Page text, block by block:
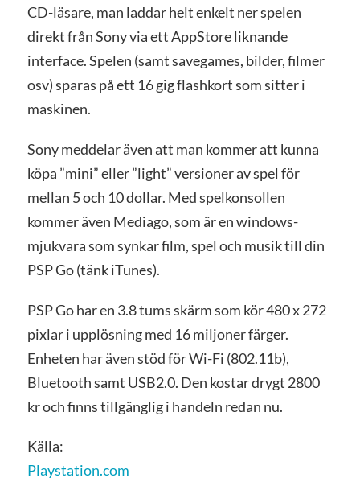
CD-läsare, man laddar helt enkelt ner spelen
direkt från Sony via ett AppStore liknande
interface. Spelen (samt savegames, bilder, filmer
osv) sparas på ett 16 gig flashkort som sitter i
maskinen.
Sony meddelar även att man kommer att kunna
köpa ”mini” eller ”light” versioner av spel för
mellan 5 och 10 dollar. Med spelkonsollen
kommer även Mediago, som är en windows-
mjukvara som synkar film, spel och musik till din
PSP Go (tänk iTunes).
PSP Go har en 3.8 tums skärm som kör 480 x 272
pixlar i upplösning med 16 miljoner färger.
Enheten har även stöd för Wi-Fi (802.11b),
Bluetooth samt USB2.0. Den kostar drygt 2800
kr och finns tillgänglig i handeln redan nu.
Källa:
Playstation.com